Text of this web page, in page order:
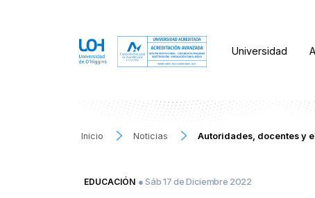
Universidad
Inicio Noticias Autoridades, docentes y
EDUCACIÓN ● Sáb 17 de Diciembre 2022